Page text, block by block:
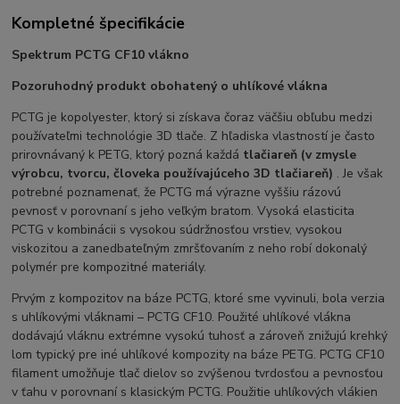
Kompletné špecifikácie
Spektrum PCTG CF10 vlákno
Pozoruhodný produkt obohatený o uhlíkové vlákna
PCTG je kopolyester, ktorý si získava čoraz väčšiu obľubu medzi
používateľmi technológie 3D tlače. Z hľadiska vlastností je často
prirovnávaný k PETG, ktorý pozná každá tlačiareň (v zmysle
výrobcu, tvorcu, človeka používajúceho 3D tlačiareň) . Je však
potrebné poznamenať, že PCTG má výrazne vyššiu rázovú
pevnosť v porovnaní s jeho veľkým bratom. Vysoká elasticita
PCTG v kombinácii s vysokou súdržnosťou vrstiev, vysokou
viskozitou a zanedbateľným zmršťovaním z neho robí dokonalý
polymér pre kompozitné materiály.
Prvým z kompozitov na báze PCTG, ktoré sme vyvinuli, bola verzia
s uhlíkovými vláknami – PCTG CF10. Použité uhlíkové vlákna
dodávajú vláknu extrémne vysokú tuhosť a zároveň znižujú krehký
lom typický pre iné uhlíkové kompozity na báze PETG. PCTG CF10
filament umožňuje tlač dielov so zvýšenou tvrdosťou a pevnosťou
v ťahu v porovnaní s klasickým PCTG. Použitie uhlíkových vlákien